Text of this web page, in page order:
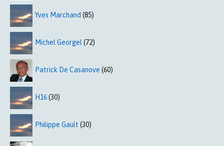
Yves Marchand (85)
Michel Georgel (72)
Patrick De Casanove (60)
H16(30)
Philippe Gault (30)